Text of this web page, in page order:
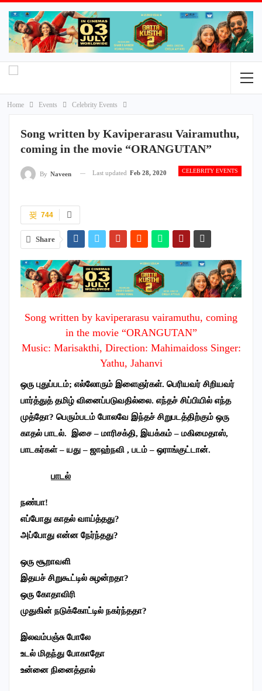
Home Events Celebrity Events
Song written by Kaviperarasu Vairamuthu,
coming in the movie “ORANGUTAN”
CELEBRITY EVENTS
By Naveen Last updated Feb 28, 2020
744
Share
Song written by kaviperarasu vairamuthu, coming
in the movie “ORANGUTAN”
Music: Marisakthi, Direction: Mahimaidoss Singer:
Yathu, Jahanvi
ஒரு புதுப்படம்; எல்லோரும் இளைஞர்கள். பெரியவர் சிறியவர்
பார்த்துத் தமிழ் வினைப்படுவதில்லை. எந்தச் சிப்பியில் எந்த
முத்தோ? பெரும்படம் போலவே இந்தச் சிறுபடத்திற்கும் ஒரு
காதல் பாடல். இசை – மாரிசக்தி, இயக்கம் – மகிமைதாஸ்,
பாடகர்கள் – யது – ஜாஹ்நவி , படம் – ஒராங்குட்டான்.
பாடல்
நண்பா!
எப்போது காதல் வாய்த்தது?
அப்போது என்ன நேர்ந்தது?
ஒரு சூறாவளி
இதயச் சிறுகூட்டில் சுழன்றதா?
ஒரு கோதாவிரி
முதுகின் நடுக்கோட்டில் நகர்ந்ததா?
இலவம்பஞ்சு போலே
உடல் மிதந்து போகாதோ
உன்னை நினைத்தால்